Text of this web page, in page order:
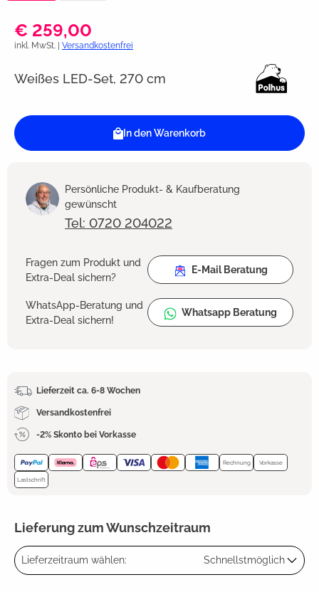
€ 259,00
inkl. MwSt. | Versandkostenfrei
Weißes LED-Set, 270 cm
In den Warenkorb
Persönliche Produkt- & Kaufberatung
gewünscht
Tel: 0720 204022
Fragen zum Produkt und
Extra-Deal sichern?
E-Mail Beratung
WhatsApp-Beratung und
Extra-Deal sichern!
Whatsapp Beratung
Lieferzeit ca. 6-8 Wochen
Versandkostenfrei
-2% Skonto bei Vorkasse
Rechnung Vorkasse
Lastschrift
Lieferung zum Wunschzeitraum
Lieferzeitraum wählen: Schnellstmöglich